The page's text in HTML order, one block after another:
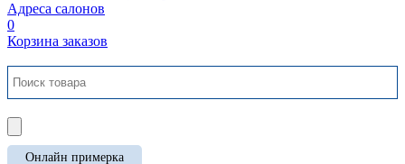
Адреса салонов
0
Корзина заказов
Онлайн примерка